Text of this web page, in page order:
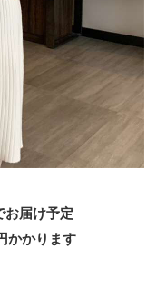
お届け予定
かかります